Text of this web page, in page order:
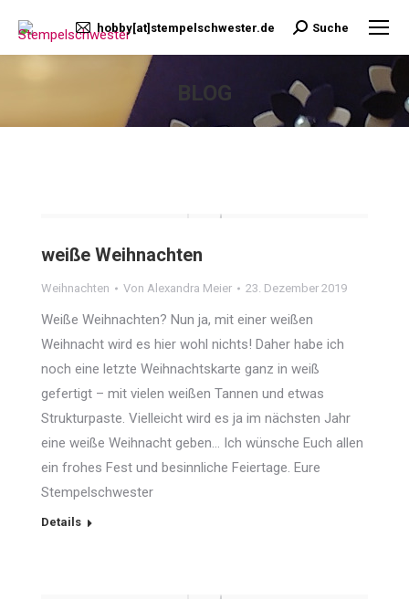
hobby[at]stempelschwester.de Search:
Suche
BLOG
Sie befinden sich hier:
weiße Weihnachten
Weihnachten Von Alexandra Meier 23. Dezember 2019
Weiße Weihnachten? Nun ja, mit einer weißen
Weihnacht wird es hier wohl nichts! Daher habe ich
noch eine letzte Weihnachtskarte ganz in weiß
gefertigt – mit vielen weißen Tannen und etwas
Strukturpaste. Vielleicht wird es ja im nächsten Jahr
eine weiße Weihnacht geben… Ich wünsche Euch allen
ein frohes Fest und besinnliche Feiertage. Eure
Stempelschwester
Details